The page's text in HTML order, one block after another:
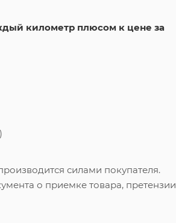
километр плюсом к цене за
силами покупателя.
о приемке товара,